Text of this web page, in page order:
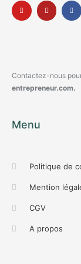
Contactez-nous
entrepreneur.com.
Menu
Politique de
Mention
CGV
A propos